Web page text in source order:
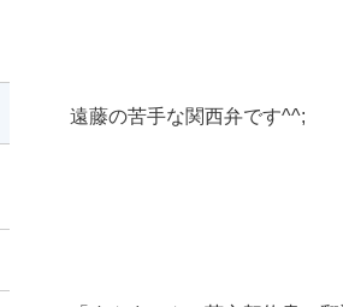
遠藤の苦手な関西弁です^^;